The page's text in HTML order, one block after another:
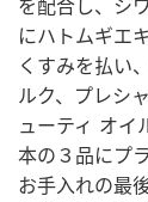
を配合し、シ
にハトムギエ
くすみを払い
ルク、プレシ
ューティ オ
本の３品にプ
お手入れの最